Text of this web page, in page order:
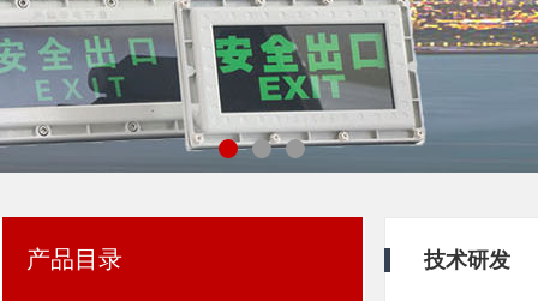
产品目录 技术研发